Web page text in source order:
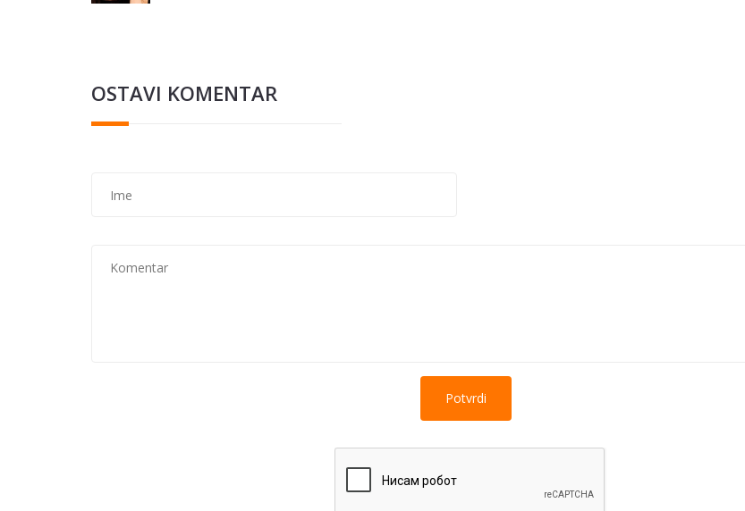
OSTAVI KOMENTAR